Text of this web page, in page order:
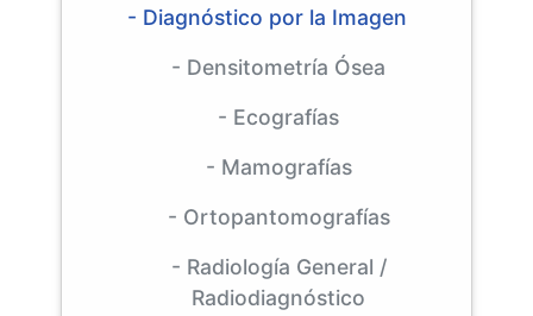
- Diagnóstico por la Imagen
- Densitometría Ósea
- Ecografías
- Mamografías
- Ortopantomografías
- Radiología General /
Radiodiagnóstico